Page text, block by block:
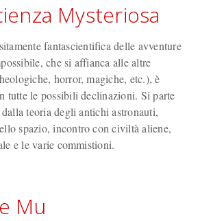
Mysteriosa
fantascientifica delle avventure
che si affianca alle altre
horror, magiche, etc.), è
tutte le possibili declinazioni. Si parte
teoria degli antichi astronauti,
spazio, incontro con civiltà aliene,
e le varie commistioni.
Mu